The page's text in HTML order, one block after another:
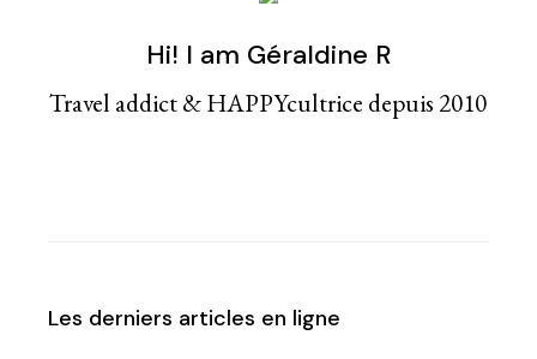
Hi! I am Géraldine R
Travel addict & HAPPYcultrice depuis 2010
Les derniers articles en ligne